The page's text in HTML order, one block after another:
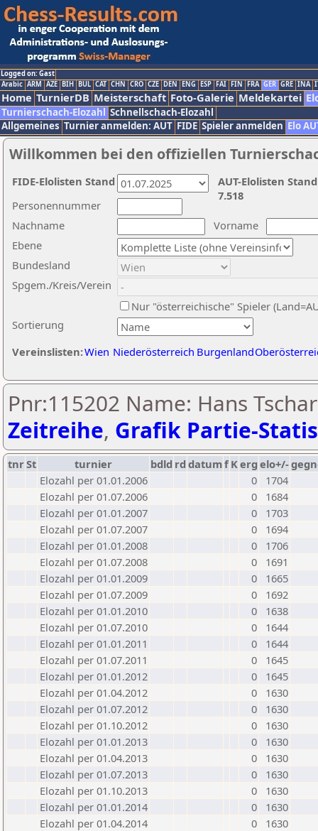
Logged on: Gast
Arabic ARM AZE BIH BUL CAT CHN CRO CZE DEN ENG ESP FAI FIN FRA GER GRE INA
Home TurnierDB Meisterschaft Foto-Galerie Meldekartei
Turnierschach-Elozahl Schnellschach-Elozahl
Allgemeines Turnier anmelden: AUT FIDE Spieler anmelden Elo
Willkommen bei den offiziellen
Nachname
Vorname
Ebene
Sortierung
Personennummer
Bundesland
Spgem./Kreis/Verein
Nur "österreichische" Spieler
Vereinslisten:Wien Niederösterreich Burgenland
AUT-Elolisten
7.518
FIDE-Elolisten Stand
Pnr:115202 Name: Hans
Zeitreihe, Grafik Partie-
tnrSt turnier bdld rd datumf Kerg elo+/-
Elozahl per 01.01.2006
0
1704
Elozahl per 01.07.2006
0
1684
Elozahl per 01.01.2007
0
1703
Elozahl per 01.07.2007
0
1694
Elozahl per 01.01.2008
0
1706
Elozahl per 01.07.2008
0
1691
Elozahl per 01.01.2009
0
1665
Elozahl per 01.07.2009
0
1692
Elozahl per 01.01.2010
0
1638
Elozahl per 01.07.2010
0
1644
Elozahl per 01.01.2011
0
1644
Elozahl per 01.07.2011
0
1645
Elozahl per 01.01.2012
0
1645
Elozahl per 01.04.2012
0
1630
Elozahl per 01.07.2012
0
1630
Elozahl per 01.10.2012
0
1630
Elozahl per 01.01.2013
0
1630
Elozahl per 01.04.2013
0
1630
Elozahl per 01.07.2013
0
1630
Elozahl per 01.10.2013
0
1630
Elozahl per 01.01.2014
0
1630
Elozahl per 01.04.2014
0
1630